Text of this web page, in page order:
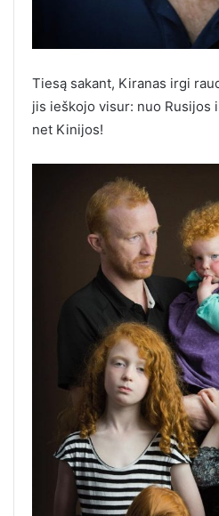
Tiesą sakant, Kiranas irgi
jis ieškojo visur: nuo Rusijos
net Kinijos!